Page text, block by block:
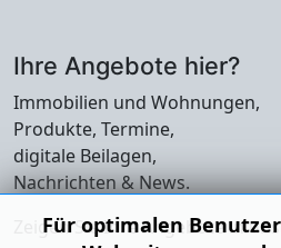
Ihre Angebote hier?
Immobilien und Wohnungen,
Produkte, Termine,
digitale Beilagen,
Nachrichten & News.
Zeigen Sie Ihre Angebote in
Für optimalen